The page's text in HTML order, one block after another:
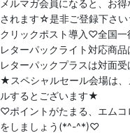
メルマガ会員になると、お
されます☆是非ご登録下さ
クリックポスト導入♡全国
レターパックライト対応商
レターパックプラスは対面
★スペシャルセール会場は、
ルするとございます★
♡ポイントがたまる、エムコ
をしましょう(*^-^*)♡